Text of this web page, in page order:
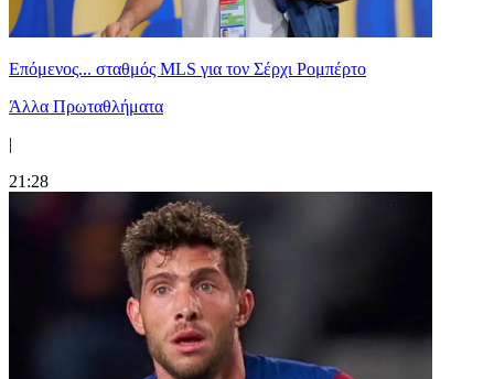
Επόμενος... σταθμός MLS για τον Σέρχι Ρομπέρτο
Άλλα Πρωταθλήματα
|
21:28